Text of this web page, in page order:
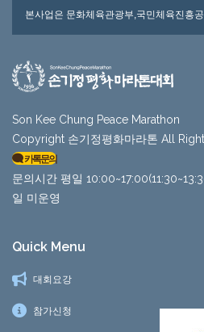
본사업은 문화체육관광부,국민체육진흥
Son Kee Chung Peace Marathon
Copyright 손기정평화마라톤 All
카톡문의
문의시간 평일
일 미운영
Quick Menu
대회요강
참가신청